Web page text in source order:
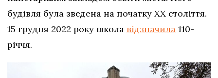
будівля була зведена на початку ХХ століття.
15 грудня 2022 року школа відзначила 110-
річчя.